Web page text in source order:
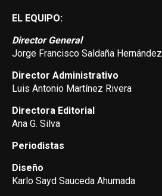
EL EQUIPO:
Director General
Jorge Francisco Saldaña Hernández
Director Administrativo
Luis Antonio Martínez Rivera
Directora Editorial
Ana G. Silva
Periodistas
Diseño
Karlo Sayd Sauceda Ahumada